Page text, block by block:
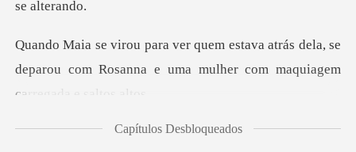
trás dela, se
deparou com Rosanna e uma mul
diga isso, ela é m
Capítulos Desbloqueados